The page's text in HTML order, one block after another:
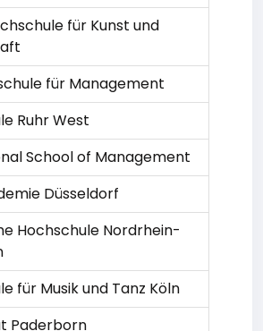
für Kunst und
für Management
Ruhr West
School of Management
Düsseldorf
Hochschule Nordrhein-
für Musik und Tanz Köln
Paderborn